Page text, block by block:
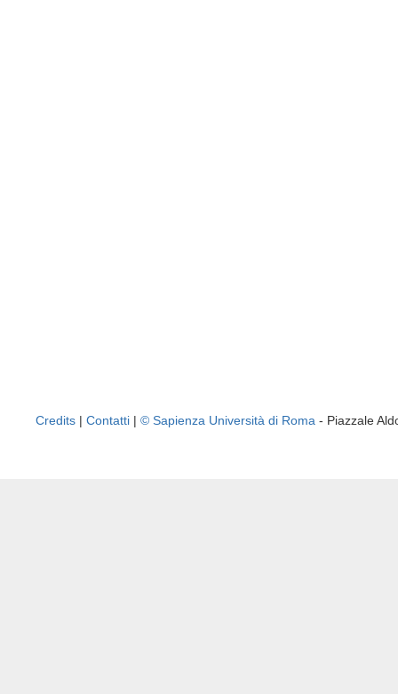
Credits | Contatti | © Sapienza Università di Roma - Piazzale